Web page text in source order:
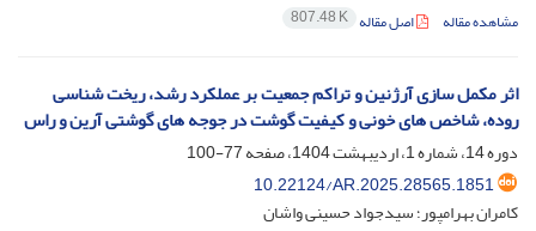
مشاهده مقاله اصل مقاله 807.48 K
اثر مکمل سازی آرژنین و تراکم جمعیت بر عملکرد رشد، ریخت شناسی
روده، شاخص های خونی و کیفیت گوشت در جوجه های گوشتی آرین و راس
دوره 14، شماره 1، اردیبهشت 1404، صفحه
77-100
10.22124/AR.2025.28565.1851
کامران بهرامپور؛ سیدجواد حسینی واشان